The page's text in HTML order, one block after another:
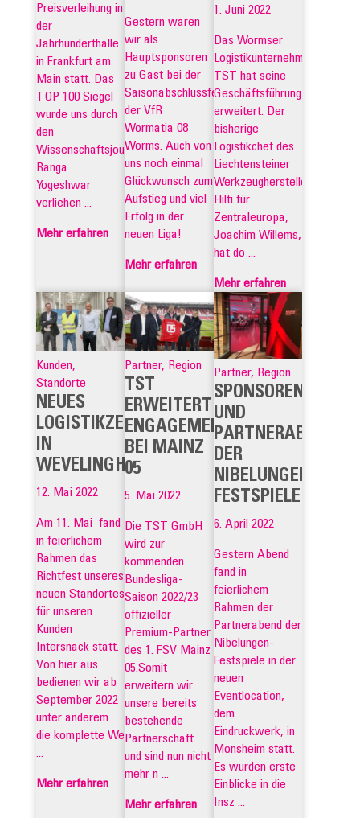
Preisverleihung in
der
Jahrhunderthalle
in Frankfurt am
Main statt. Das
TOP 100 Siegel
wurde uns durch
den
Wissenschaftsjournalisten
Ranga
Yogeshwar
verliehen ...
Mehr erfahren
Gestern waren
wir als
Hauptsponsoren
zu Gast bei der
Saisonabschlussfeier
der VfR
Wormatia 08
Worms. Auch von
uns noch einmal
Glückwunsch zum
Aufstieg und viel
Erfolg in der
neuen Liga!
Mehr erfahren
1. Juni 2022
Das Wormser
Logistikunternehmen
TST hat seine
Geschäftsführung
erweitert. Der
bisherige
Logistikchef des
Liechtensteiner
Werkzeugherstellers
Hilti für
Zentraleuropa,
Joachim Willems,
hat do ...
Mehr erfahren
Kunden,
Standorte
NEUES
LOGISTIKZENTRUM
IN
WEVELINGHOVEN
12. Mai 2022
Am 11. Mai fand
in feierlichem
Rahmen das
Richtfest unseres
neuen Standortes
für unseren
Kunden
Intersnack statt.
Von hier aus
bedienen wir ab
September 2022
unter anderem
die komplette We
Mehr erfahren
Partner, Region
TST
ERWEITERT
ENGAGEMENT
BEI MAINZ
05
5. Mai 2022
Die TST GmbH
wird zur
kommenden
Bundesliga-
Saison 2022/23
offizieller
Premium-Partner
des 1. FSV Mainz
05.Somit
erweitern wir
unsere bereits
bestehende
Partnerschaft
und sind nun nicht
mehr n ...
Mehr erfahren
Partner, Region
SPONSOREN-
UND
PARTNERABEND
DER
NIBELUNGEN-
FESTSPIELE
6. April 2022
Gestern Abend
fand in
feierlichem
Rahmen der
Partnerabend der
Nibelungen-
Festspiele in der
neuen
Eventlocation,
dem
Eindruckwerk, in
Monsheim statt.
Es wurden erste
Einblicke in die
Insz ...